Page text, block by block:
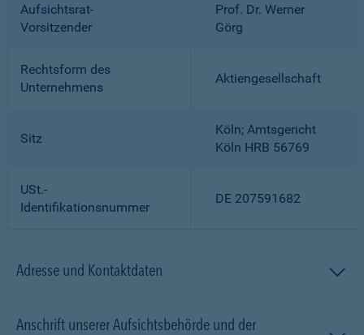
Aufsichtsrat-
Vorsitzender
Prof. Dr. Werner
Görg
Rechtsform des
Unternehmens
Aktiengesellschaft
Sitz
Köln; Amtsgericht
Köln HRB 56769
USt.-
Identifikationsnummer
DE 207591682
Adresse und Kontaktdaten
Anschrift unserer Aufsichtsbehörde und der